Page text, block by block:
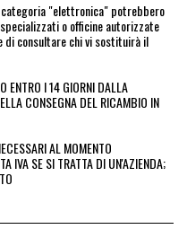
"elettronica" potrebbero
o officine autorizzate
di consultare chi vi sostituirà il
ENTRO I 14 GIORNI DALLA
CONSEGNA DEL RICAMBIO IN
AL MOMENTO
IVA SE SI TRATTA DI UN'AZIENDA;